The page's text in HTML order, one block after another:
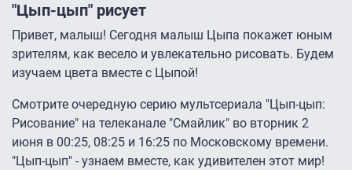
"Цып-цып" рисует
Привет, малыш! Сегодня малыш Цыпа покажет юным
зрителям, как весело и увлекательно рисовать. Будем
изучаем цвета вместе с Цыпой!
Смотрите очередную серию мультсериала "Цып-цып:
Рисование" на телеканале "Смайлик" во вторник 2
июня в 00:25, 08:25 и 16:25 по Московскому времени.
"Цып-цып" - узнаем вместе, как удивителен этот мир!